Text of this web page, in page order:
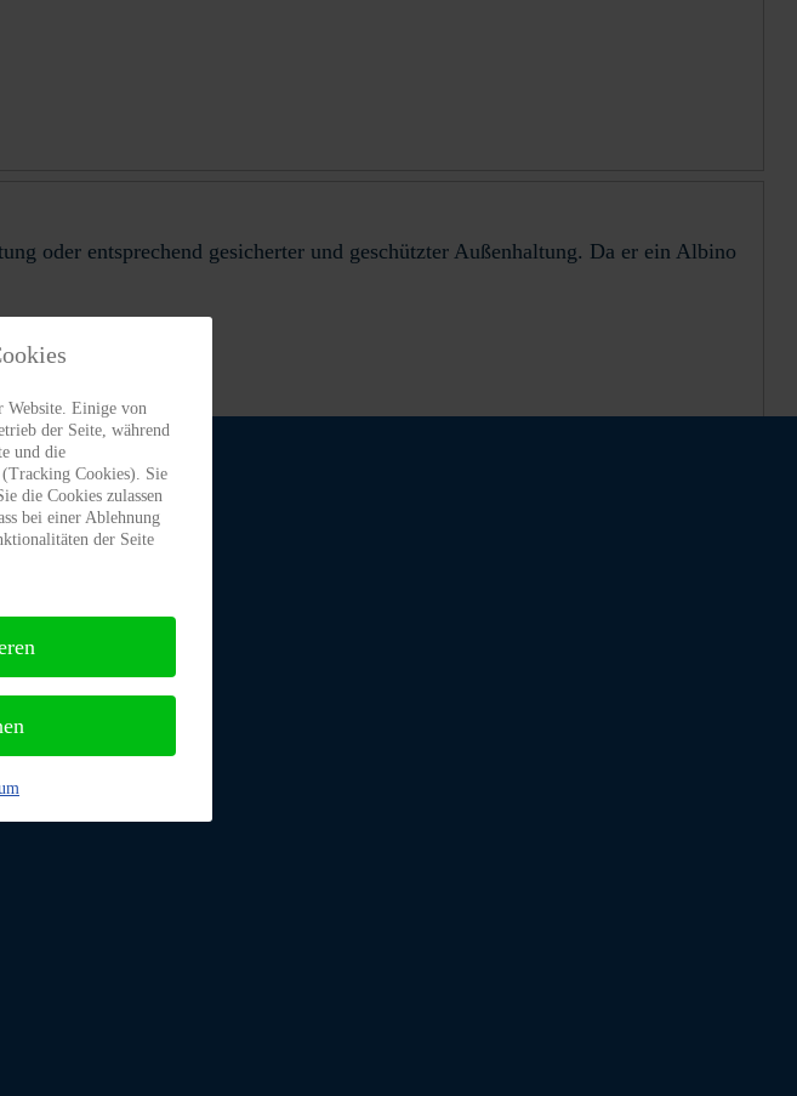
oder entsprechend gesicherter und geschützter Außenhaltung. Da er ein Albino
Website. Einige von
der Seite, während
und die
Cookies). Sie
die Cookies zulassen
bei einer Ablehnung
der Seite